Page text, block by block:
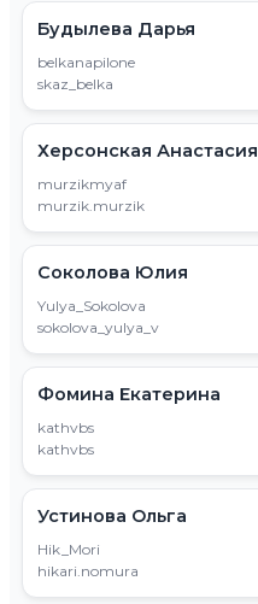
Будылева Дарья
belkanapilone
skaz_belka
Херсонская Анастасия
murzikmyaf
murzik.murzik
Соколова Юлия
Yulya_Sokolova
sokolova_yulya_v
Фомина Екатерина
kathvbs
kathvbs
Устинова Ольга
Hik_Mori
hikari.nomura